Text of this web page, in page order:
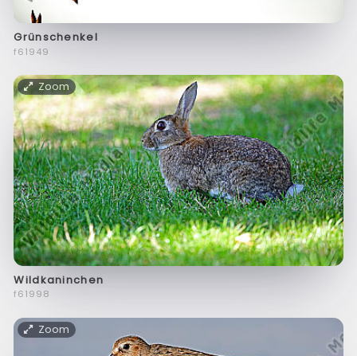
Grünschenkel
f61949
Zoom
Wildkaninchen
f61998
Zoom